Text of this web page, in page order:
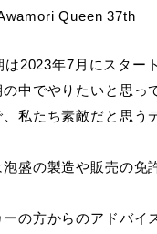
Queen 37th
2023年7月にスター
中でやりたいと思っ
私たち素敵だと思
盛の製造や販売の
の方からのアドバ